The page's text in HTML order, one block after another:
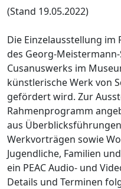
(Stand 19.05.2022)
Die Einzelausstellung im
des Georg-
Cusanuswerks im
künstlerische Werk von
gefördert wird. Zur
Rahmenprogramm
aus
Werkvorträgen sowie
Jugendliche, Familien
ein PEAC Audio- und
Details und Terminen